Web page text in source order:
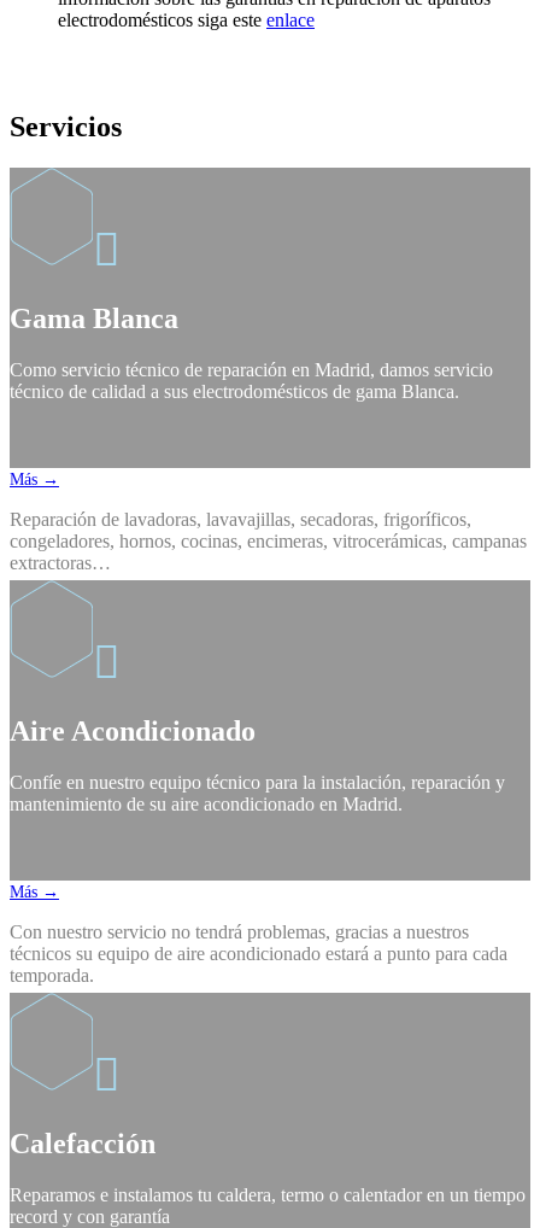
electrodomésticos siga este enlace
Servicios

Gama Blanca
Como servicio técnico de reparación en Madrid, damos servicio
técnico de calidad a sus electrodomésticos de gama Blanca.
Más →
Reparación de lavadoras, lavavajillas, secadoras, frigoríficos,
congeladores, hornos, cocinas, encimeras, vitrocerámicas, campanas
extractoras…

Aire Acondicionado
Confíe en nuestro equipo técnico para la instalación, reparación y
mantenimiento de su aire acondicionado en Madrid.
Más →
Con nuestro servicio no tendrá problemas, gracias a nuestros
técnicos su equipo de aire acondicionado estará a punto para cada
temporada.

Calefacción
Reparamos e instalamos tu caldera, termo o calentador en un tiempo
record y con garantía